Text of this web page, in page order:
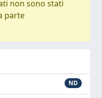
non sono stati
parte
ND